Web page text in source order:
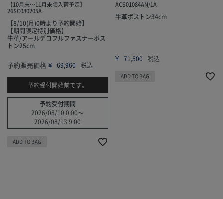
【10月末～11月末頃入荷予定】
26SC080205A
【8/10(月)0時より予約開始】
【期間限定特別価格】
牛革/アールデコフルファスナーボス
トン25cm
予約販売価格 ¥ 69,960 税込
予約受付開始前です。
予約受付期間
2026/08/10 0:00〜
2026/08/13 9:00
ADD TO BAG
ACS01084AN/1A
牛革ボストン34cm
¥ 71,500 税込
ADD TO BAG